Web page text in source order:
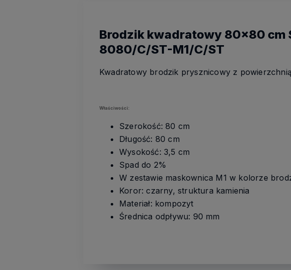
Brodzik kwadratowy 80x80 cm
8080/C/ST-M1/C/ST
Kwadratowy brodzik prysznicowy z
Właściwości:
Szerokość: 80 cm
Długość: 80 cm
Wysokość: 3,5 cm
Spad do 2%
W zestawie maskownica M1 w kolorze
Koror: czarny, struktura kamienia
Materiał: kompozyt
Średnica odpływu: 90 mm